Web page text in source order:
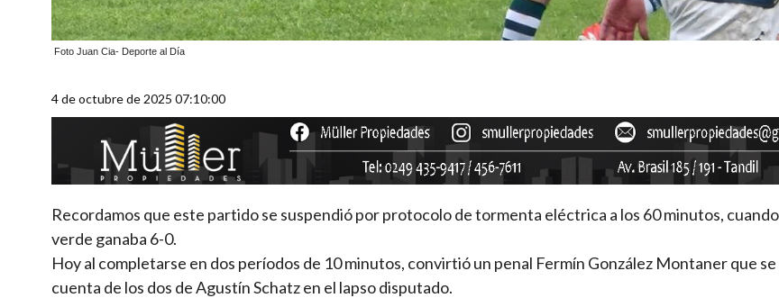
Foto Juan Cia- Deporte al Día
4 de octubre de 2025 07:10:00
Recordamos que este partido se suspendió por protocolo de tormenta eléctrica a los 60 minutos,
verde ganaba 6-0.
Hoy al completarse en dos períodos de 10 minutos, convirtió un penal Fermín González Montaner que se
cuenta de los dos de Agustín Schatz en el lapso disputado.